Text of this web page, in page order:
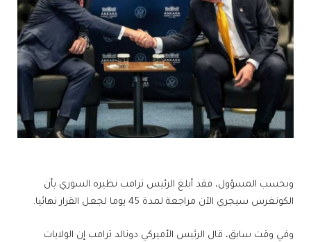
وبحسب المسؤول، فقد أبلغ الرئيس ترامب نظيره السوري بأن
الكونغرس سيجري الآن مراجعة لمدة 45 يوما لجعل القرار نهائيا.
وفي وقت سابق، قال الرئيس الأميركي دونالد ترامب إن الولايات